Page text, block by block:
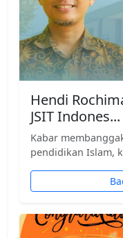
Hendi
JSIT Indones...
Kabar
pendidikan Islam,